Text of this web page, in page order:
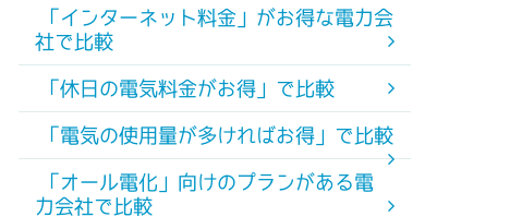
「インターネット料金」がお得な電力会
社で比較
「休日の電気料金がお得」で比較
「電気の使用量が多ければお得」で比較
「オール電化」向けのプランがある電
力会社で比較